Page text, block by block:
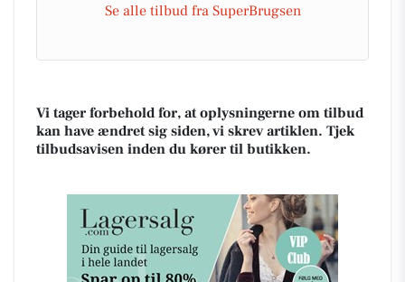
Se alle tilbud fra SuperBrugsen
Vi tager forbehold for, at oplysningerne om tilbud
kan have ændret sig siden, vi skrev artiklen. Tjek
tilbudsavisen inden du kører til butikken.